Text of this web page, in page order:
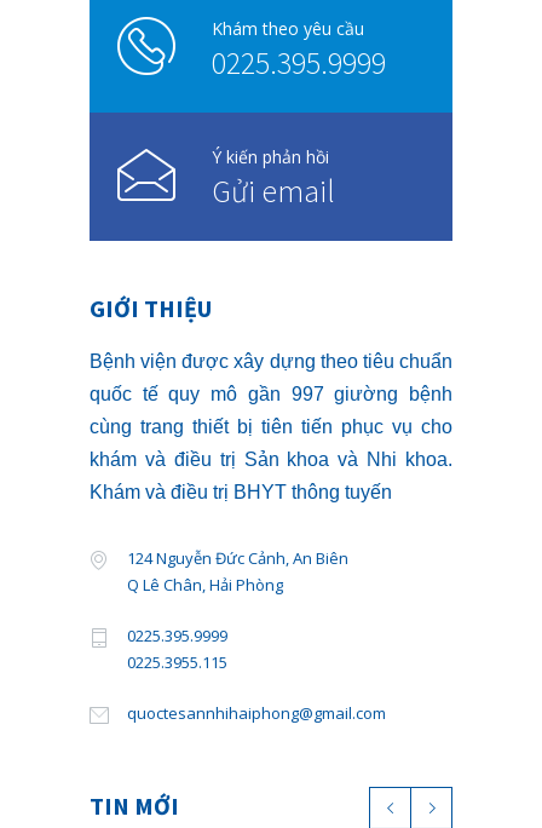
Khám theo yêu cầu
0225.395.9999
Ý kiến phản hồi
Gửi email
GIỚI THIỆU
Bệnh viện được xây dựng theo tiêu chuẩn
quốc tế quy mô gần 997 giường bệnh
cùng trang thiết bị tiên tiến phục vụ cho
khám và điều trị Sản khoa và Nhi khoa.
Khám và điều trị BHYT thông tuyến
124 Nguyễn Đức Cảnh, An Biên
Q Lê Chân, Hải Phòng
0225.395.9999
0225.3955.115
quoctesannhihaiphong@gmail.com
TIN MỚI